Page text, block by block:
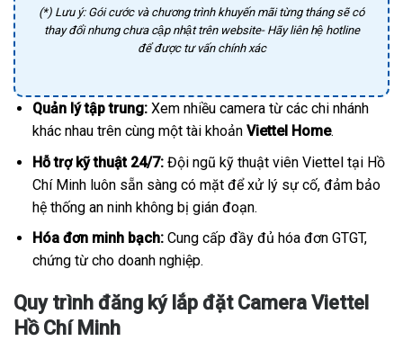
(*) Lưu ý: Gói cước và chương trình khuyến mãi từng tháng sẽ có
thay đổi nhưng chưa cập nhật trên website- Hãy liên hệ hotline
để được tư vấn chính xác
Quản lý tập trung:Xem nhiều camera từ các chi nhánh
khác nhau trên cùng một tài khoản Viettel Home.
Hỗ trợ kỹ thuật 24/7:Đội ngũ kỹ thuật viên Viettel tại Hồ
Chí Minh luôn sẵn sàng có mặt để xử lý sự cố, đảm bảo
hệ thống an ninh không bị gián đoạn.
Hóa đơn minh bạch:Cung cấp đầy đủ hóa đơn GTGT,
chứng từ cho doanh nghiệp.
Quy trình đăng ký lắp đặt Camera Viettel
Hồ Chí Minh